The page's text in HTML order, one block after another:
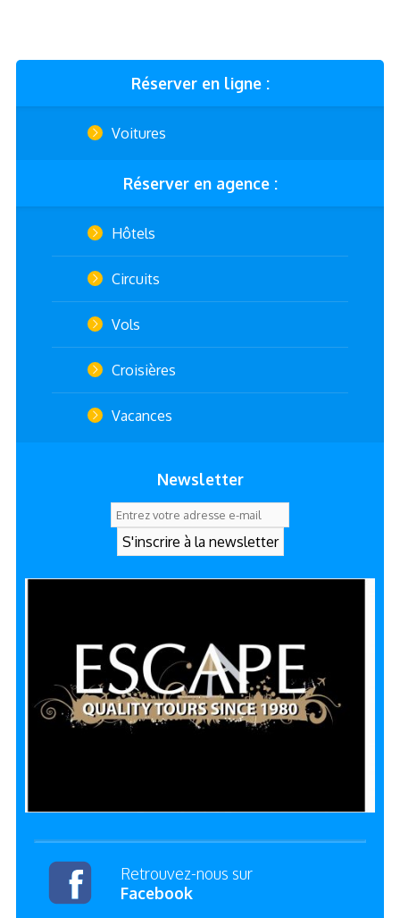
Réserver en ligne :
Voitures
Réserver en agence :
Hôtels
Circuits
Vols
Croisières
Vacances
Newsletter
Retrouvez-nous sur
Facebook